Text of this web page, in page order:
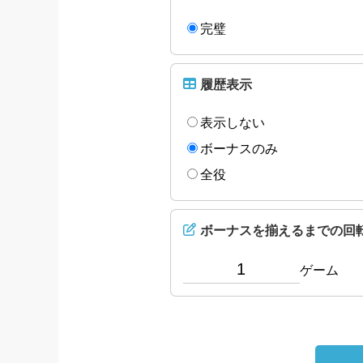
完璧
履歴表示
表示しない
ボーナスのみ
全役
ボーナスを揃えるまでの回
ゲーム